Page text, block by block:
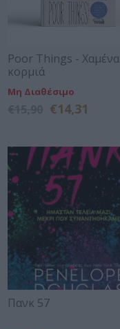
Poor Things - Χαμένα
κορμιά
Μη Διαθέσιμο
€14,31
Πανκ 57